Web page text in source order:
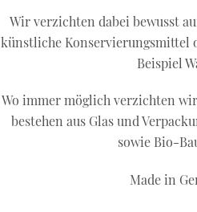
Wir verzichten dabei bewusst
künstliche Konservierungsmittel
Beispiel
Wo immer möglich verzichten
bestehen aus Glas und
sowie Bio-
Made in